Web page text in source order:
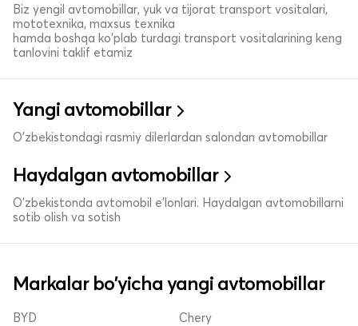
Biz yengil avtomobillar, yuk va tijorat transport vositalari,
mototexnika, maxsus texnika
hamda boshqa ko'plab turdagi transport vositalarining keng
tanlovini taklif etamiz
Yangi avtomobillar
O'zbekistondagi rasmiy dilerlardan salondan avtomobillar
Haydalgan avtomobillar
O'zbekistonda avtomobil e’lonlari. Haydalgan avtomobillarni
sotib olish va sotish
Markalar bo'yicha yangi avtomobillar
BYD Chery